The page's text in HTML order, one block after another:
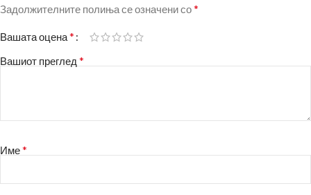
Задолжителните полиња се означени со*
Вашата оцена*
Вашиот преглед *
Име*